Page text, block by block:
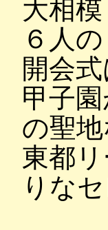
大相模
６人
開会
甲子
の聖地
東都
りな